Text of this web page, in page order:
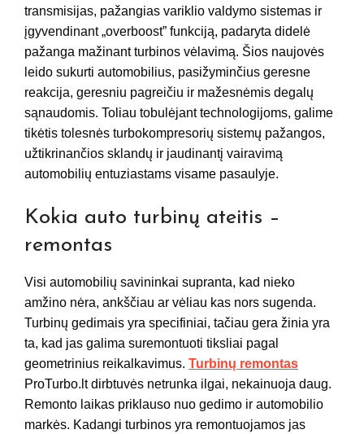
transmisijas, pažangias variklio valdymo sistemas ir
įgyvendinant „overboost” funkciją, padaryta didelė
pažanga mažinant turbinos vėlavimą. Šios naujovės
leido sukurti automobilius, pasižyminčius geresne
reakcija, geresniu pagreičiu ir mažesnėmis degalų
sąnaudomis. Toliau tobulėjant technologijoms, galime
tikėtis tolesnės turbokompresorių sistemų pažangos,
užtikrinančios sklandų ir jaudinantį vairavimą
automobilių entuziastams visame pasaulyje.
Kokia auto turbinų ateitis –
remontas
Visi automobilių savininkai supranta, kad nieko
amžino nėra, ankščiau ar vėliau kas nors sugenda.
Turbinų gedimais yra specifiniai, tačiau gera žinia yra
ta, kad jas galima suremontuoti tiksliai pagal
geometrinius reikalkavimus. Turbinų remontas
ProTurbo.lt dirbtuvės netrunka ilgai, nekainuoja daug.
Remonto laikas priklauso nuo gedimo ir automobilio
markės. Kadangi turbinos yra remontuojamos jas